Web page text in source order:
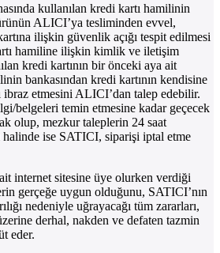
kullanılan kredi kartı hamilinin
ALICI’ya tesliminden evvel,
ilişkin güvenlik açığı tespit edilmesi
hamiline ilişkin kimlik ve iletişim
kredi kartının bir önceki aya ait
bankasından kredi kartının kendisine
ibraz etmesini ALICI’dan talep edebilir.
belgeleri temin etmesine kadar geçecek
olup, mezkur taleplerin 24 saat
halinde ise SATICI, siparişi iptal etme
internet sitesine üye olurken verdiği
gerçeğe uygun olduğunu, SATICI’nın
nedeniyle uğrayacağı tüm zararları,
derhal, nakden ve defaten tazmin
eder.